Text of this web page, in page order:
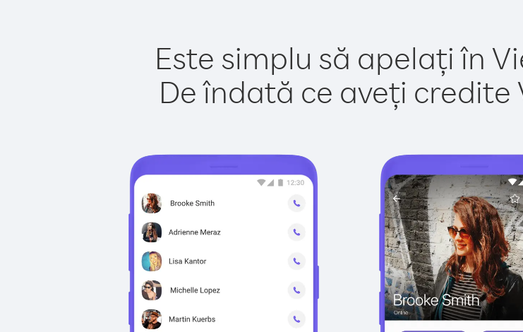
Este simplu să apelați în
De îndată ce aveți credite